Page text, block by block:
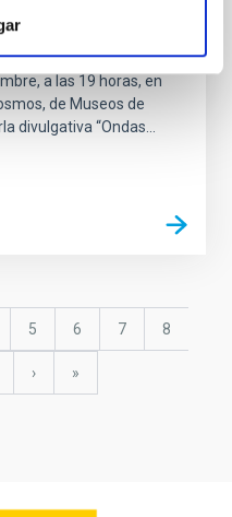
Los
a las 19 horas, en
de Museos de
divulgativa “Ondas...
Página
5 Página
6 Página
7 Página
8
Siguiente
›
última
»